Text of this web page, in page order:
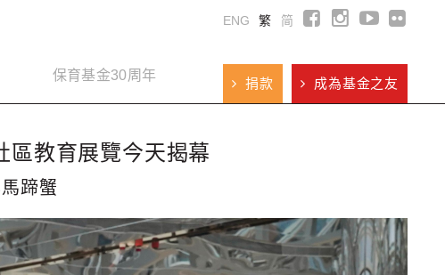
ENG 繁 简
保育基金30周年
成為基金之友
捐款
區教育展覽今天揭幕
蹄蟹